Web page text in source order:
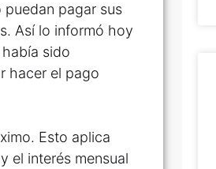
pagar sus
Así lo informó hoy
sido
hacer el pago
Esto aplica
el interés mensual